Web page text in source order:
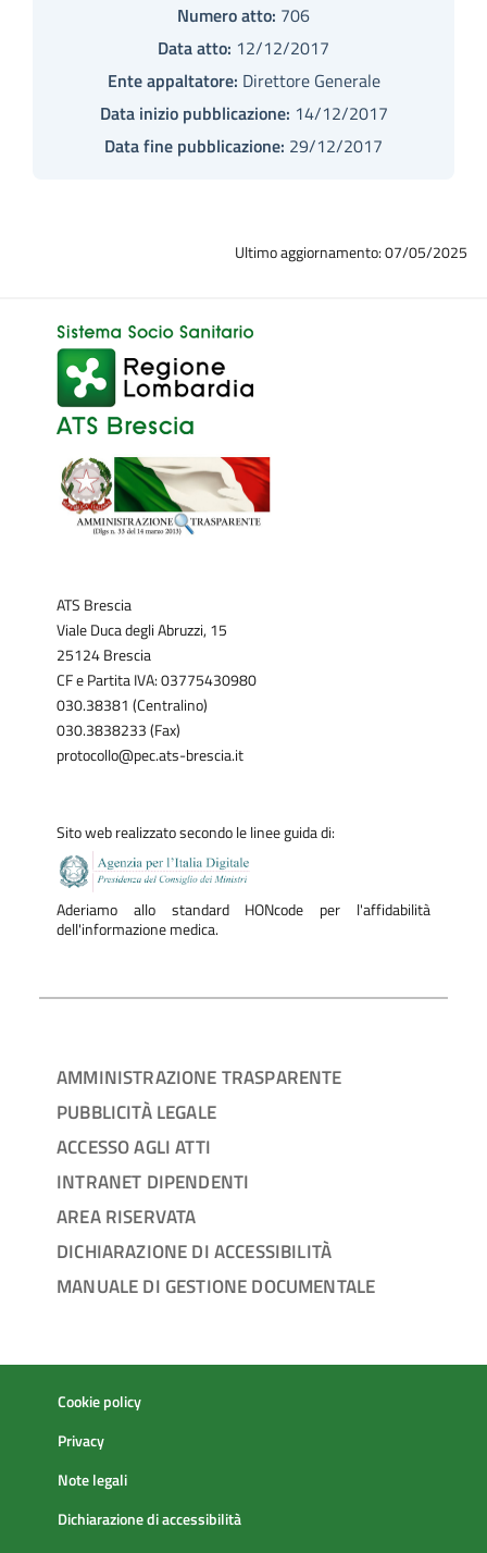
Numero atto: 706
Data atto: 12/12/2017
Ente appaltatore: Direttore Generale
Data inizio pubblicazione: 14/12/2017
Data fine pubblicazione: 29/12/2017
Ultimo aggiornamento: 07/05/2025
ATS Brescia
Viale Duca degli Abruzzi, 15
25124 Brescia
CF e Partita IVA: 03775430980
030.38381 (Centralino)
030.3838233 (Fax)
protocollo@pec.ats-brescia.it
Sito web realizzato secondo le linee guida di:
Aderiamo allo standard HONcode per l'affidabilità
dell'informazione medica.
AMMINISTRAZIONE TRASPARENTE
PUBBLICITÀ LEGALE
ACCESSO AGLI ATTI
INTRANET DIPENDENTI
AREA RISERVATA
DICHIARAZIONE DI ACCESSIBILITÀ
MANUALE DI GESTIONE DOCUMENTALE
Cookie policy
Privacy
Note legali
Dichiarazione di accessibilità